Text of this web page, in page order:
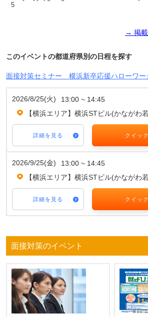
→ 掲載
このイベントの都道府県別の日程を探す
面接対策セミナー 横浜新卒応援ハローワー
2026/8/25(火)
13:00 ~ 14:45
【横浜エリア】横浜STビル(かながわ
詳細を見る クイッ
2026/9/25(金)
13:00 ~ 14:45
【横浜エリア】横浜STビル(かながわ
詳細を見る クイッ
面接対策のイベント